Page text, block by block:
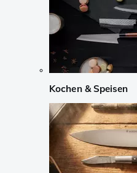
Kochen & Speisen